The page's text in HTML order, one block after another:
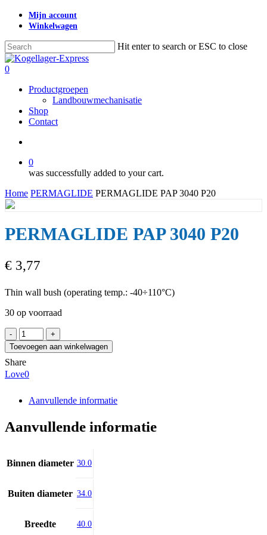
Skip
content
Mijn account
Winkelwagen
Hit enter to search or ESC to close
Close
Search
search
0
Productgroepen
Landbouwmechanisatie
Shop
Contact
0
was successfully added to your cart.
Home PERMAGLIDE PERMAGLIDE PAP 3040 P20
PERMAGLIDE PAP 3040 P20
€ 3,77
Thin wall bush (operating temp.: -40÷110°C)
30 op voorraad
PERMAGLIDE
PAP
3040
P20
aantal
Toevoegen aan winkelwagen
Share
Love0
Aanvullende informatie
Aanvullende informatie
Binnen diameter 30.0
Buiten diameter 34.0
Breedte 40.0